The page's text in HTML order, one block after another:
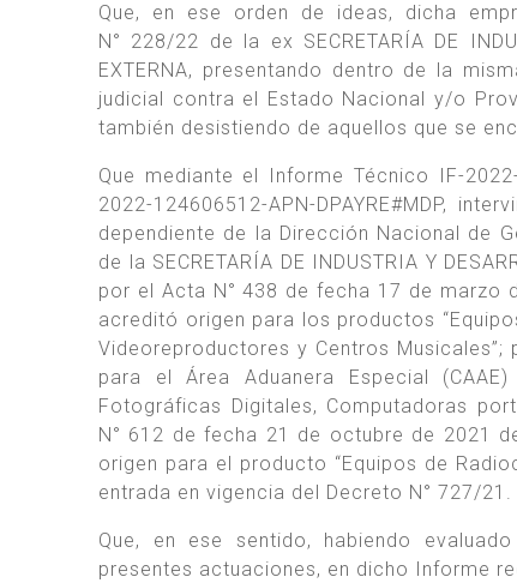
Que, en ese orden de ideas, dicha
N° 228/22 de la ex SECRETARÍA DE
EXTERNA, presentando dentro de la
judicial contra el Estado Nacional y/o
también desistiendo de aquellos que se
Que mediante el Informe Técnico IF-
2022-124606512-APN-DPAYRE#MDP,
dependiente de la Dirección Nacional de
de la SECRETARÍA DE INDUSTRIA Y
por el Acta N° 438 de fecha 17 de marzo
acreditó origen para los productos
Videoreproductores y Centros
para el Área Aduanera Especial
Fotográficas Digitales, Computadoras
N° 612 de fecha 21 de octubre de 2021
origen para el producto “Equipos de
entrada en vigencia del Decreto N° 727/21.
Que, en ese sentido, habiendo
presentes actuaciones, en dicho Informe